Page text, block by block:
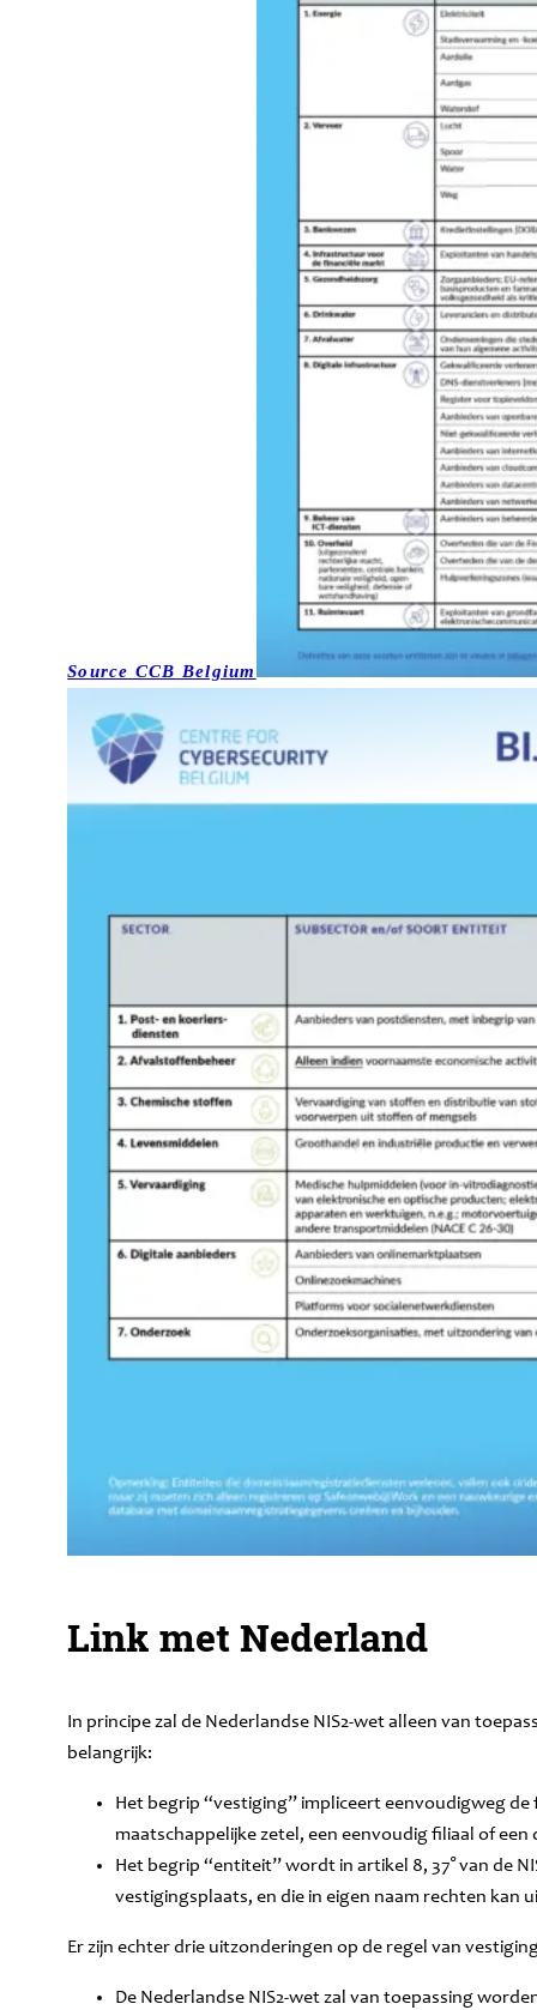
Source CCB Belgium
Link met Nederland
In principe zal de Nederlandse NIS2-wet alleen van
belangrijk:
Het begrip “vestiging” impliceert eenvoudigweg
maatschappelijke zetel, een eenvoudig filiaal of
Het begrip “entiteit” wordt in artikel 8, 37° van de
vestigingsplaats, en die in eigen naam rechten
Er zijn echter drie uitzonderingen op de regel van
De Nederlandse NIS2-wet zal van toepassing